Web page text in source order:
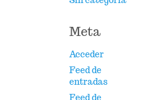
Meta
Acceder
Feed de
entradas
Feed de